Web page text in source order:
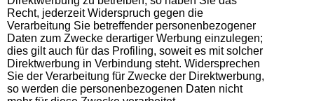
Recht, jederzeit Widerspruch gegen die
Verarbeitung Sie betreffender personenbezogener
Daten zum Zwecke derartiger Werbung einzulegen;
dies gilt auch für das Profiling, soweit es mit solcher
Direktwerbung in Verbindung steht. Widersprechen
Sie der Verarbeitung für Zwecke der Direktwerbung,
so werden die personenbezogenen Daten nicht